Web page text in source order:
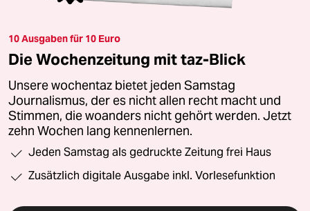
10 Ausgaben für 10 Euro
Die Wochenzeitung mit taz-Blick
Unsere wochentaz bietet jeden Samstag
Journalismus, der es nicht allen recht macht und
Stimmen, die woanders nicht gehört werden. Jetzt
zehn Wochen lang kennenlernen.
Jeden Samstag als gedruckte Zeitung frei Haus
Zusätzlich digitale Ausgabe inkl. Vorlesefunktion